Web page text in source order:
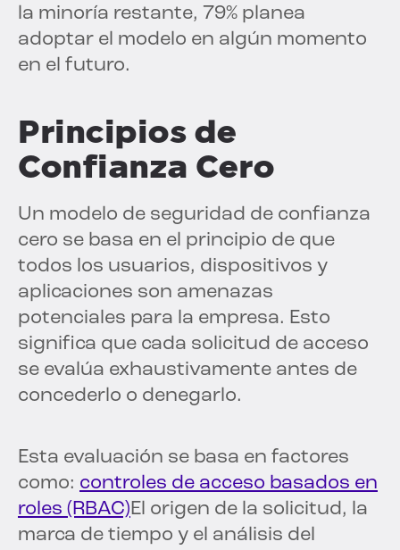
la minoría restante, 79% planea
adoptar el modelo en algún momento
en el futuro.
Principios de
Confianza Cero
Un modelo de seguridad de confianza
cero se basa en el principio de que
todos los usuarios, dispositivos y
aplicaciones son amenazas
potenciales para la empresa. Esto
significa que cada solicitud de acceso
se evalúa exhaustivamente antes de
concederlo o denegarlo.
Esta evaluación se basa en factores
como: controles de acceso basados en
roles (RBAC)El origen de la solicitud, la
marca de tiempo y el análisis del